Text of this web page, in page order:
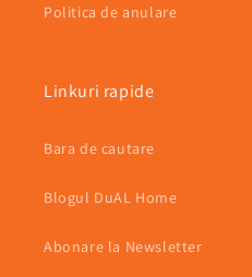
Politica de anulare
Linkuri rapide
Bara de cautare
Blogul DuAL Home
Abonare la Newsletter